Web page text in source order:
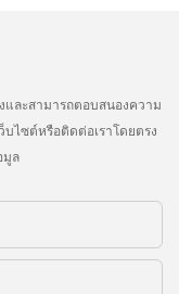
ละสามารถตอบสนองความ
บไซต์หรือติดต่อเราโดยตรง
มูล